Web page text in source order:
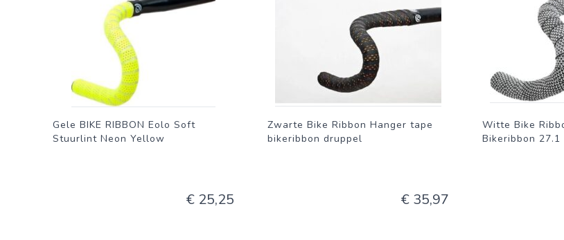
Gele BIKE RIBBON Eolo Soft
Stuurlint Neon Yellow
€ 25,25
Zwarte Bike Ribbon Hanger tape
bikeribbon druppel
€ 35,97
Witte Bike
Bikeribbon 27.1